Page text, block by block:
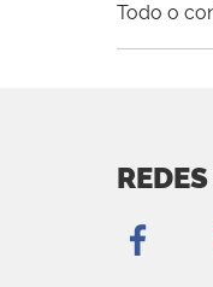
Todo o